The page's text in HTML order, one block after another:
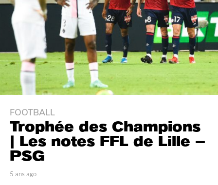
5
a
n
s
a
g
FOOTBALL
Trophée des Champions
| Les notes FFL de Lille –
PSG
p
5 ans ago